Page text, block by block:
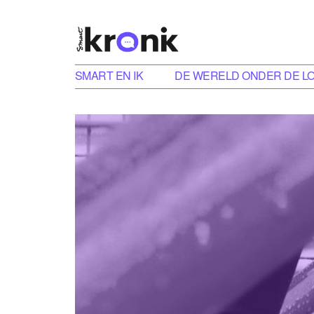
SMART EN IK DE WERELD ONDER DE